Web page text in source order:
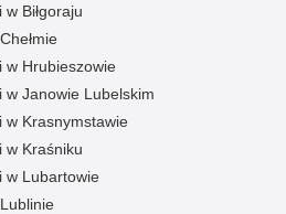
Biłgoraju
w Hrubieszowie
w Janowie Lubelskim
w Krasnymstawie
w Kraśniku
w Lubartowie